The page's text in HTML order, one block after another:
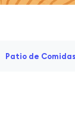
Patio de Comidas